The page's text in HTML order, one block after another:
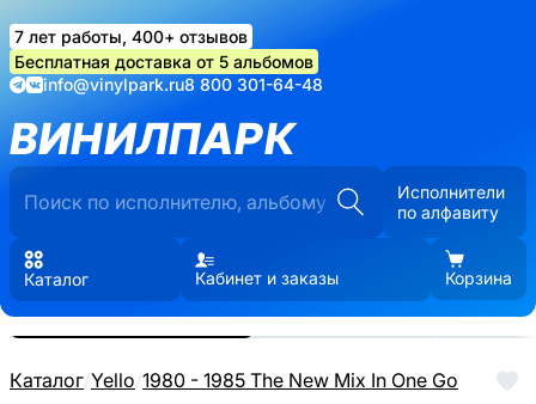
7 лет работы, 400+ отзывов
Бесплатная доставка от 5 альбомов
info@vinylpark.ru8 800 301-64-48
ВИНИЛПАРК
Исполнители
по алфавиту
Каталог Кабинет и заказы Корзина
Каталог/Yello/1980 - 1985 The New Mix In One Go
Реальные фото пластинки.
Нажмите, чтобы увеличить